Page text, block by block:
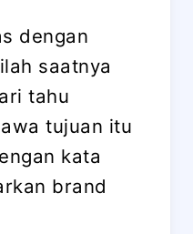
dengan
saatnya
tahu
tujuan itu
kata
brand